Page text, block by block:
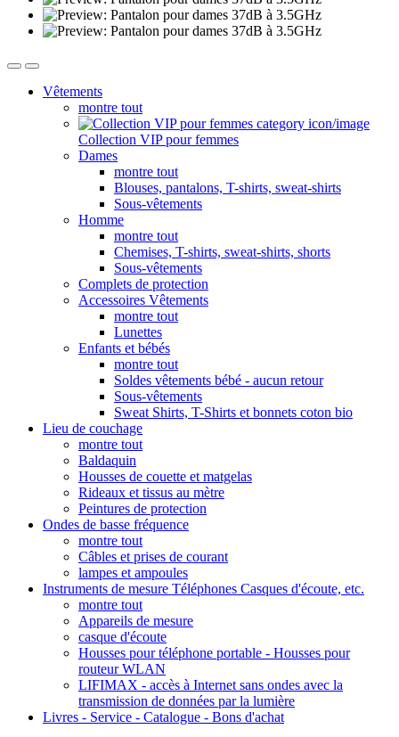
Vêtements
montre tout
Collection VIP pour femmes
Dames
montre tout
Blouses, pantalons, T-shirts, sweat-shirts
Sous-vêtements
Homme
montre tout
Chemises, T-shirts, sweat-shirts, shorts
Sous-vêtements
Complets de protection
Accessoires Vêtements
montre tout
Lunettes
Enfants et bébés
montre tout
Soldes vêtements bébé - aucun retour
Sous-vêtements
Sweat Shirts, T-Shirts et bonnets coton bio
Lieu de couchage
montre tout
Baldaquin
Housses de couette et matgelas
Rideaux et tissus au mètre
Peintures de protection
Ondes de basse fréquence
montre tout
Câbles et prises de courant
lampes et ampoules
Instruments de mesure Téléphones Casques d'écoute, etc.
montre tout
Appareils de mesure
casque d'écoute
Housses pour téléphone portable - Housses pour
routeur WLAN
LIFIMAX - accès à Internet sans ondes avec la
transmission de données par la lumière
Livres - Service - Catalogue - Bons d'achat